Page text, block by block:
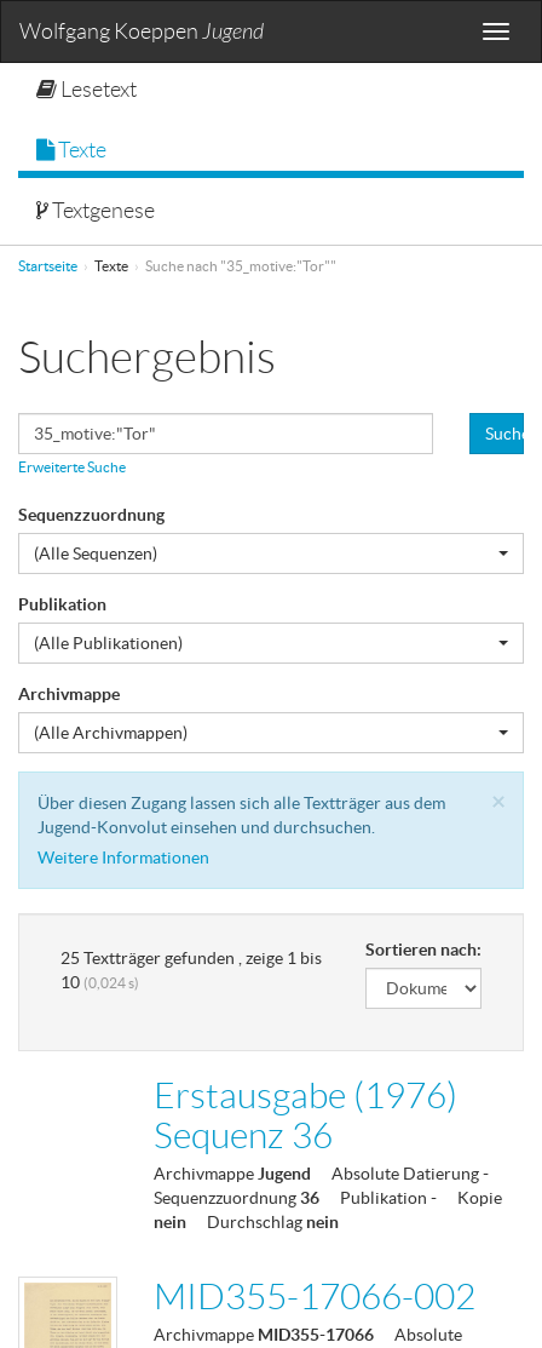
Toggle
Wolfgang Koeppen Jugend
Lesetext
Texte
Textgenese
Startseite Texte Suche nach "35_motive:"Tor""
Suchergebnis
Suchen
Erweiterte Suche
Sequenzzuordnung
(Alle Sequenzen)
Publikation
(Alle Publikationen)
Archivmappe
(Alle Archivmappen)
×
Über diesen Zugang lassen sich alle Textträger aus dem
Jugend-Konvolut einsehen und durchsuchen.
Weitere Informationen
25 Textträger gefunden , zeige 1 bis
10 (0,024 s)
Sortieren nach:
Erstausgabe (1976)
Sequenz 36
Archivmappe Jugend Absolute Datierung-
Sequenzzuordnung36 Publikation -
Kopie
nein
Durchschlag nein
MID355-17066-002
Archivmappe MID355-17066
Absolute